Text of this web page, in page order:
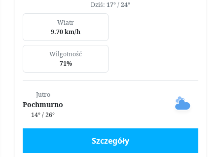
Dziś: 17°/24°
Wiatr
9.70 km/h
Wilgotność
71%
Jutro
Pochmurno
14° / 26°
Szczegóły